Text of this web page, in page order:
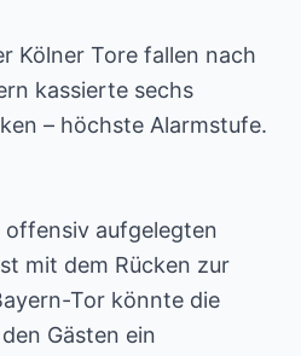
Kölner Tore fallen nach
kassierte sechs
– höchste Alarmstufe.
aufgelegten
mit dem Rücken zur
Tor könnte die
Gästen ein